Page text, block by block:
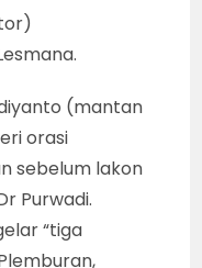
yang
orasi
dianggap
mengenai
kebangsaan